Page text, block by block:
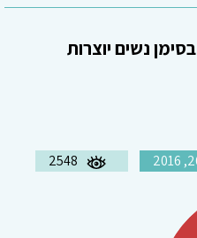
כנס חיים משותפים ה- 9 בסימן נשים יוצרות
2548